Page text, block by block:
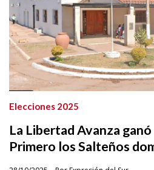
La Libertad Avanza
Primero los Salteños
Elecciones 2025